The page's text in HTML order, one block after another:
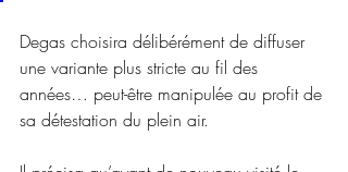
Degas choisira délibérément de diffuser
une variante plus stricte au fil des
années… peut-être manipulée au profit de
sa détestation du plein air.